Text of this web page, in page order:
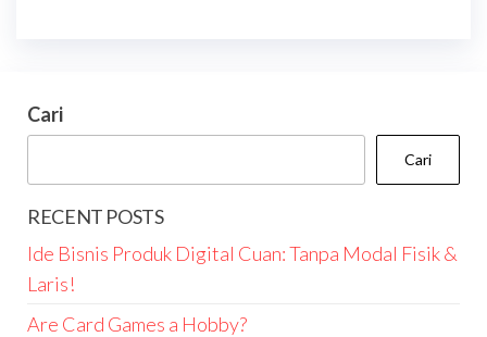
Cari
Cari
RECENT POSTS
Ide Bisnis Produk Digital Cuan: Tanpa Modal Fisik &
Laris!
Are Card Games a Hobby?